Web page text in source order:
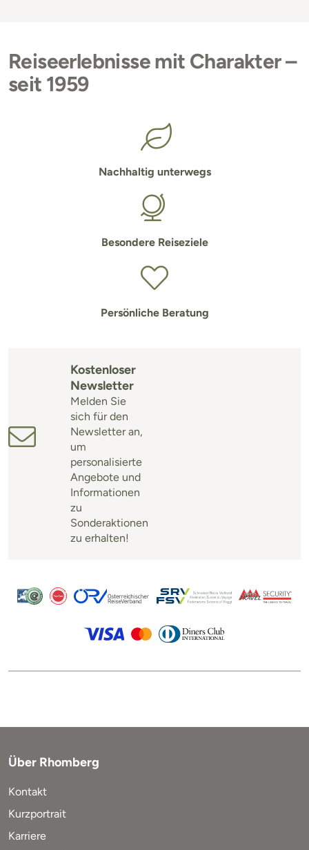
Reiseerlebnisse mit Charakter –
seit 1959
Nachhaltig unterwegs
Besondere Reiseziele
Persönliche Beratung
Kostenloser
Newsletter
Melden Sie
sich für den
Newsletter an,
um
personalisierte
Angebote und
Informationen
zu
Sonderaktionen
zu erhalten!
Über Rhomberg
Kontakt
Kurzportrait
Karriere